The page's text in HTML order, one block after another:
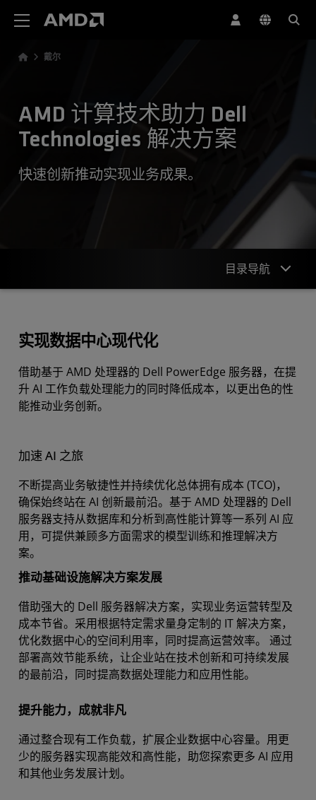
戴尔
AMD 计算技术助力 Dell
Technologies 解决方案
快速创新推动实现业务成果。
目录导航
资源
实现数据中心现代化
借助基于 AMD 处理器的 Dell PowerEdge 服务器，在提
升 AI 工作负载处理能力的同时降低成本，以更出色的性
能推动业务创新。
加速 AI 之旅
不断提高业务敏捷性并持续优化总体拥有成本 (TCO)，
确保始终站在 AI 创新最前沿。基于 AMD 处理器的 Dell
服务器支持从数据库和分析到高性能计算等一系列 AI 应
用，可提供兼顾多方面需求的模型训练和推理解决方
案。
推动基础设施解决方案发展
借助强大的 Dell 服务器解决方案，实现业务运营转型及
成本节省。采用根据特定需求量身定制的 IT 解决方案，
优化数据中心的空间利用率，同时提高运营效率。 通过
部署高效节能系统，让企业站在技术创新和可持续发展
的最前沿，同时提高数据处理能力和应用性能。
提升能力，成就非凡
通过整合现有工作负载，扩展企业数据中心容量。用更
少的服务器实现高能效和高性能，助您探索更多 AI 应用
和其他业务发展计划。